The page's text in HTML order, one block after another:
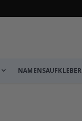
NAMENSAUFKLEBER